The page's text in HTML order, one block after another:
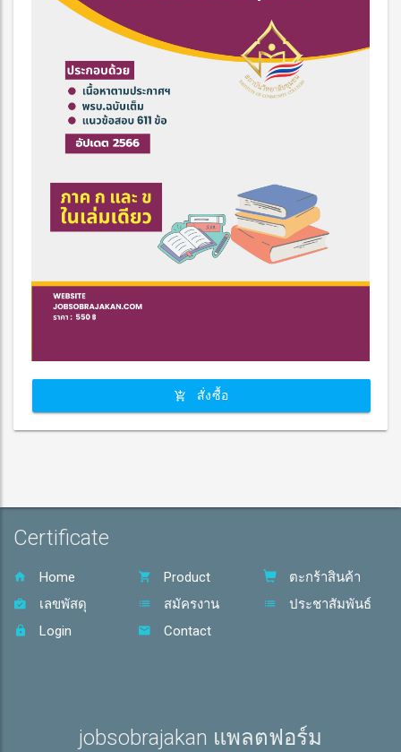
สั่งซื้อ
Certificate
Home Product
ตะกร้าสินค้า
เลขพัสดุ
สมัครงาน
ประชาสัมพันธ์
Login
Contact
jobsobrajakan แพลตฟอร์ม